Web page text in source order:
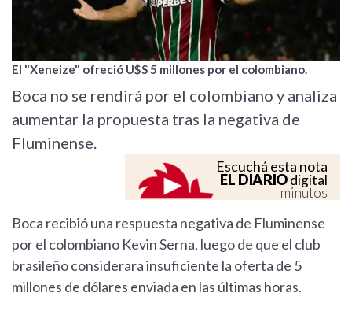
El "Xeneize" ofreció U$S 5 millones por el colombiano.
Boca no se rendirá por el colombiano y analiza
aumentar la propuesta tras la negativa de
Fluminense.
Escuchá esta nota
EL DIARIOdigital
minutos
Boca recibió una respuesta negativa de Fluminense
por el colombiano Kevin Serna, luego de que el club
brasileño considerara insuficiente la oferta de 5
millones de dólares enviada en las últimas horas.